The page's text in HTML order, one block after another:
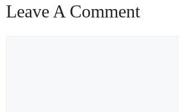
Leave A Comment